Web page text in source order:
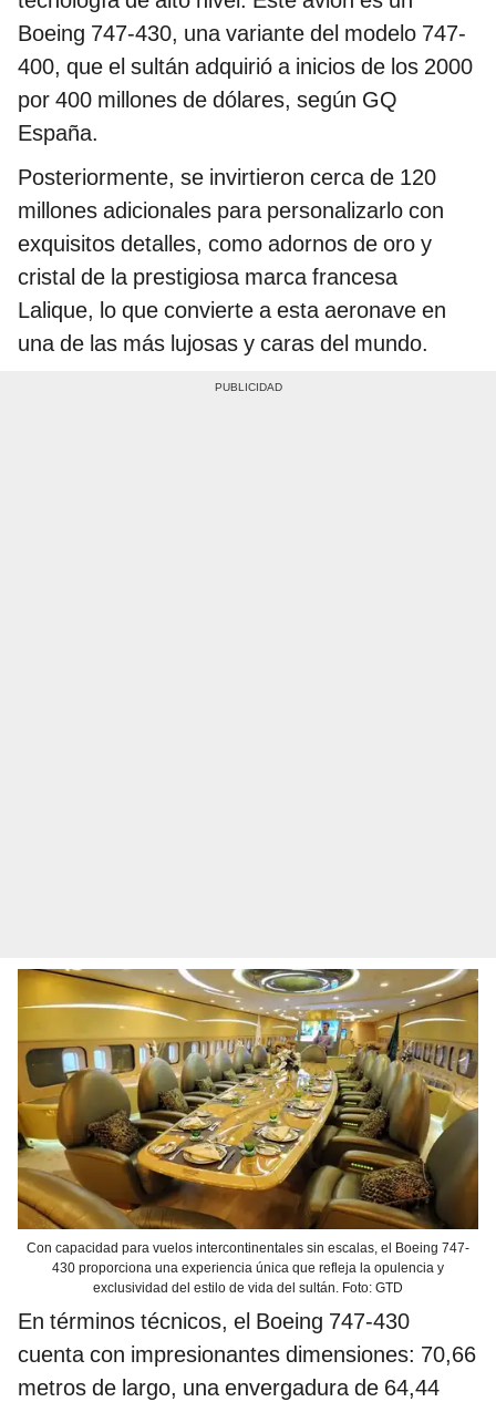
Boeing 747-430, una variante del modelo 747-
400, que el sultán adquirió a inicios de los 2000
por 400 millones de dólares, según GQ
España.
Posteriormente, se invirtieron cerca de 120
millones adicionales para personalizarlo con
exquisitos detalles, como adornos de oro y
cristal de la prestigiosa marca francesa
Lalique, lo que convierte a esta aeronave en
una de las más lujosas y caras del mundo.
Con capacidad para vuelos intercontinentales sin escalas, el Boeing 747-
430 proporciona una experiencia única que refleja la opulencia y
exclusividad del estilo de vida del sultán. Foto: GTD
En términos técnicos, el Boeing 747-430
cuenta con impresionantes dimensiones: 70,66
metros de largo, una envergadura de 64,44